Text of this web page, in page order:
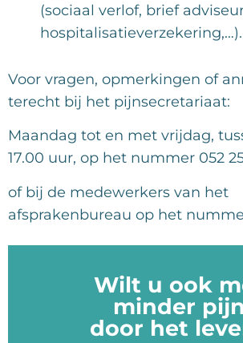
(sociaal verlof, brief
hospitalisatieverzekering,…).
Voor vragen, opmerkingen of
terecht bij het pijnsecretariaat:
Maandag tot en met vrijdag,
17.00 uur, op het nummer 052
of bij de medewerkers van het
afsprakenbureau op het
Wilt u ook
minder pijn
door het